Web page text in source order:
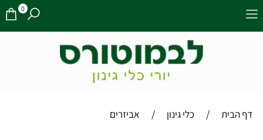
0
דף הבית / כלי גינון / אביזרים